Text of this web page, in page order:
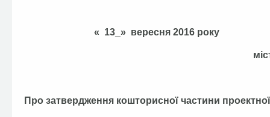
« 13_» вересня
Про затвердження кошторисної частини проектної